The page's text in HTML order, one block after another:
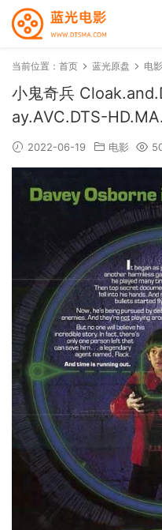
当前位置： 首页 蓝光原盘 电影
小鬼奇兵
ay.AVC.DTS-
2022-06-19 电影